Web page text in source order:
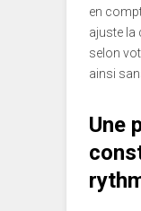
en
ajuste la
selon
ainsi
Une